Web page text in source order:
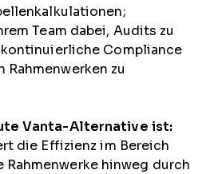
Team dabei, Audits zu
Compliance
zu
Vanta-Alternative ist:
die Effizienz im Bereich
Rahmenwerke hinweg durch